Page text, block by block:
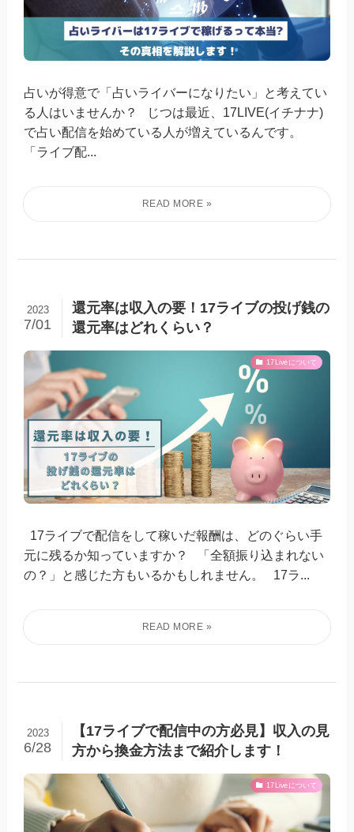
占いが得意で「占いライバーになりたい」と考えてい
る人はいませんか？ じつは最近、17LIVE(イチナナ)
で占い配信を始めている人が増えているんです。
「ライブ配...
還元率は収入の要！17ライブの投げ銭の
還元率はどれくらい？
2023
7/01
17Liveについて
17ライブで配信をして稼いだ報酬は、どのぐらい手
元に残るか知っていますか？ 「全額振り込まれない
の？」と感じた方もいるかもしれません。 17ラ...
【17ライブで配信中の方必見】収入の見
方から換金方法まで紹介します！
2023
6/28
17Liveについて